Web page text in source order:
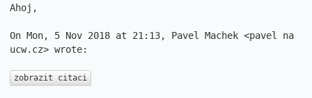
Ahoj,
On Mon, 5 Nov 2018 at 21:13, Pavel Machek <pavel na
ucw.cz> wrote:
zobrazit citaci